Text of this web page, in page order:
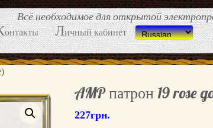
Всё необходимое для открытой
онтакты Личный кабинет
AMP патрон 19 rose
227грн.